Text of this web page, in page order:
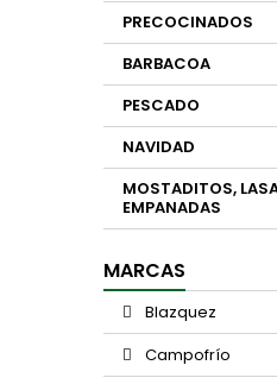
PRECOCINADOS
BARBACOA
PESCADO
NAVIDAD
MOSTADITOS,
EMPANADAS
MARCAS
Blazquez
Campofrío